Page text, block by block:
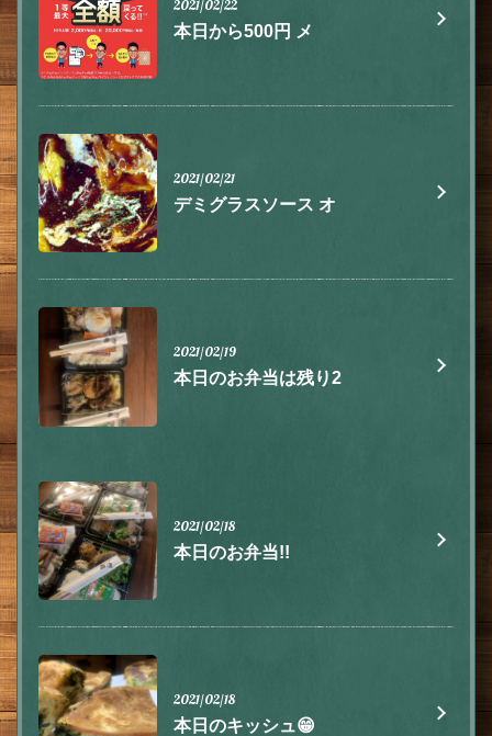
2021/02/22
本日から500円 メ
2021/02/21
デミグラスソース オ
2021/02/19
本日のお弁当は残り2
2021/02/18
本日のお弁当!!
2021/02/18
本日のキッシュ😁
この店舗情報をシェアする
お知らせ | 肉とチーズ 隠れ家イタリアン ハイドウェイダイ
ニング555（ファイブ）川越
埼玉県川越市脇田本町9-5第8アーバンライフビルヂング2F